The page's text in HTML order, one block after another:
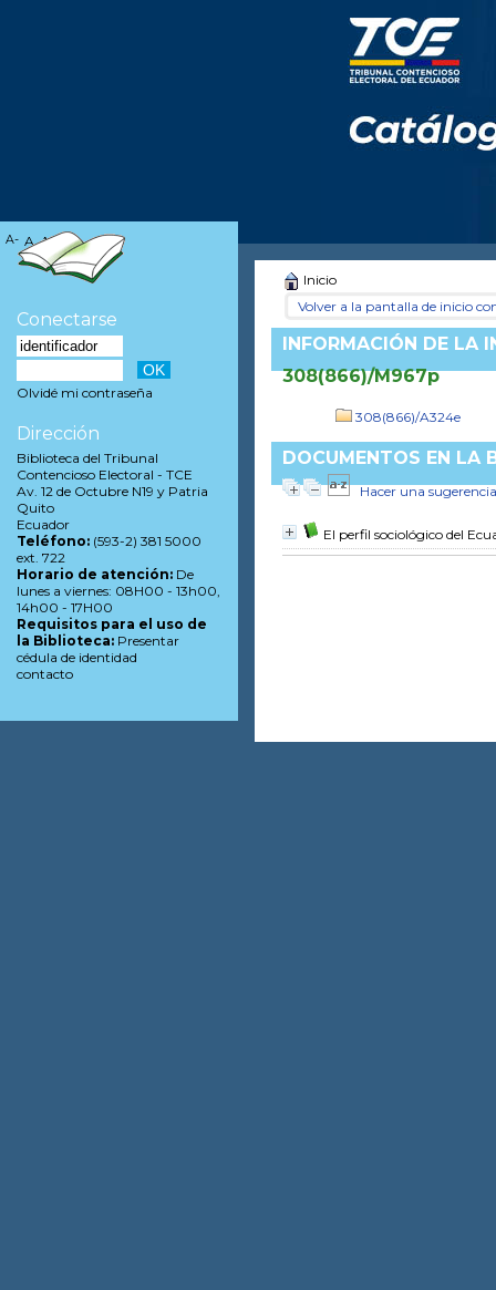
Inicio
Volver a la pantalla de inicio
INFORMACIÓN DE LA
308(866)/M967p
308(866)/A324e
DOCUMENTOS EN LA
Hacer una sugerencia
El perfil sociológico del
A- A A+
Conectarse
Olvidé mi contraseña
Dirección
Biblioteca del Tribunal
Contencioso Electoral - TCE
Av. 12 de Octubre N19 y Patria
Quito
Ecuador
Teléfono: (593-2) 381 5000
ext. 722
Horario de atención: De
lunes a viernes: 08H00 - 13h00,
14h00 - 17H00
Requisitos para el uso de
la Biblioteca: Presentar
cédula de identidad
contacto